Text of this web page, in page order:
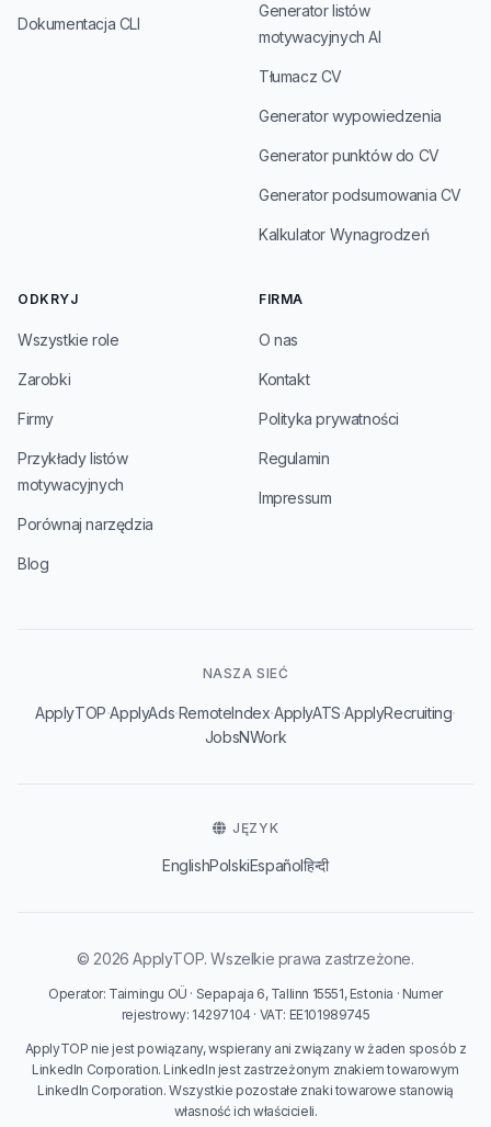
Dokumentacja CLI
Generator listów
motywacyjnych AI
Tłumacz CV
Generator wypowiedzenia
Generator punktów do CV
Generator podsumowania CV
Kalkulator Wynagrodzeń
ODKRYJ
Wszystkie role
Zarobki
Firmy
Przykłady listów
motywacyjnych
Porównaj narzędzia
Blog
FIRMA
O nas
Kontakt
Polityka prywatności
Regulamin
Impressum
NASZA SIEĆ
ApplyTOP·ApplyAds·RemoteIndex·ApplyATS·ApplyRecruiting·
JobsNWork
JĘZYK
EnglishPolskiEspañolहिन्दी
© 2026 ApplyTOP. Wszelkie prawa zastrzeżone.
Operator: Taimingu OÜ · Sepapaja 6, Tallinn 15551, Estonia · Numer
rejestrowy: 14297104 · VAT: EE101989745
ApplyTOP nie jest powiązany, wspierany ani związany w żaden sposób z
LinkedIn Corporation. LinkedIn jest zastrzeżonym znakiem towarowym
LinkedIn Corporation. Wszystkie pozostałe znaki towarowe stanowią
własność ich właścicieli.